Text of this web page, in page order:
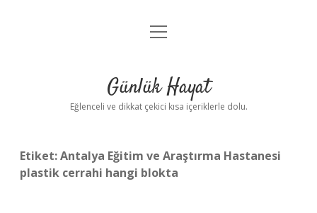
Anasayfa
Yasal Uyarı
menüyü
Günlük Hayat
Eğlenceli ve dikkat çekici kısa içeriklerle dolu.
Etiket:Antalya Eğitim ve Araştırma Hastanesi
plastik cerrahi hangi blokta